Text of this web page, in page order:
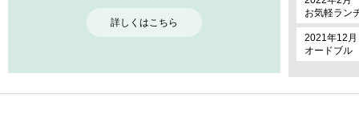
詳しくはこちら
お気軽ラン
2021年12月
オードブル